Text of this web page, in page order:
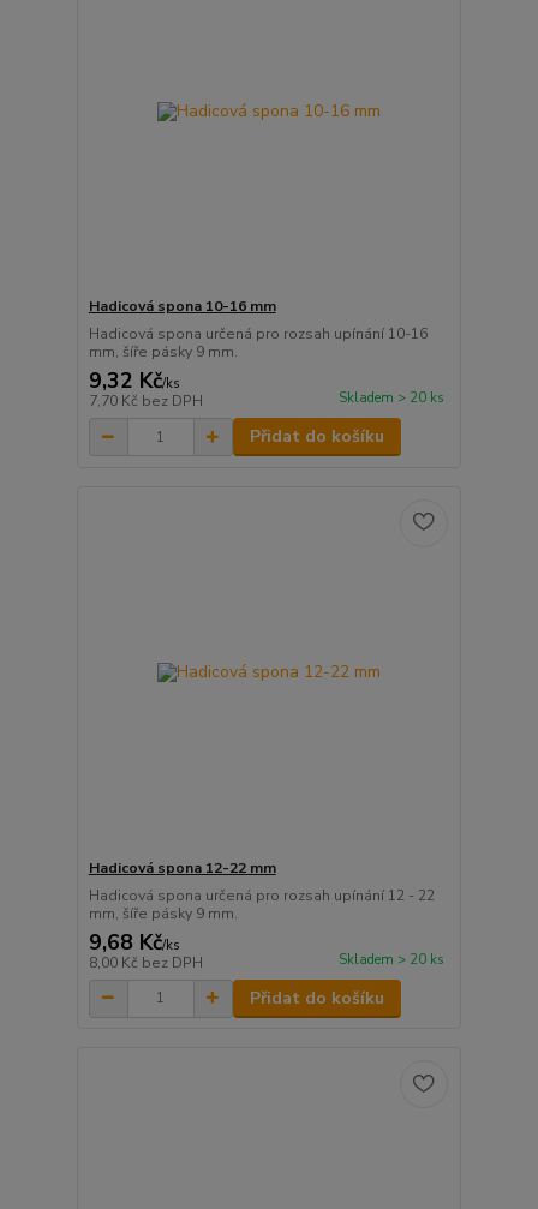
Hadicová spona 10-16 mm
Hadicová spona určená pro rozsah upínání 10-16
mm, šíře pásky 9 mm.
9,32 Kč/ks
7,70 Kč bez DPH Skladem > 20 ks
Přidat do košíku
Hadicová spona 12-22 mm
Hadicová spona určená pro rozsah upínání 12 - 22
mm, šíře pásky 9 mm.
9,68 Kč/ks
8,00 Kč bez DPH Skladem > 20 ks
Přidat do košíku